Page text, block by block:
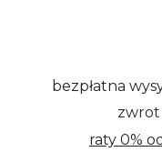
bezpłatna
raty 0% od